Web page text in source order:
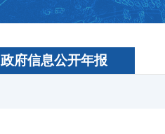
政府信息公开年报